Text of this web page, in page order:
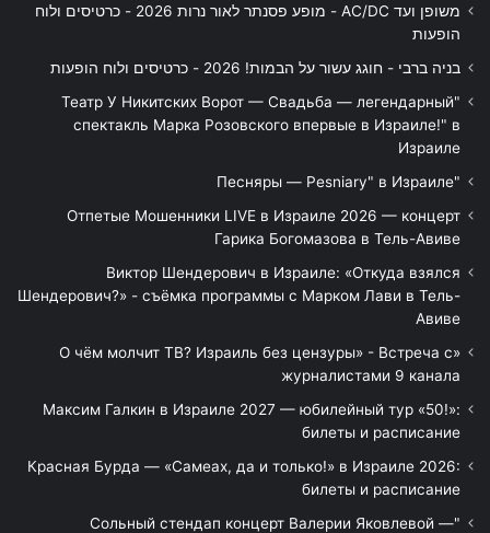
משופן ועד AC/DC - מופע פסנתר לאור נרות 2026 - כרטיסים ולוח
הופעות
בניה ברבי - חוגג עשור על הבמות! 2026 - כרטיסים ולוח הופעות
"Театр У Никитских Ворот — Свадьба — легендарный
спектакль Марка Розовского впервые в Израиле!" в
Израиле
"Песняры — Pesniary" в Израиле
Отпетые Мошенники LIVE в Израиле 2026 — концерт
Гарика Богомазова в Тель-Авиве
Виктор Шендерович в Израиле: «Откуда взялся
Шендерович?» - съёмка программы с Марком Лави в Тель-
Авиве
«О чём молчит ТВ? Израиль без цензуры» - Встреча с
журналистами 9 канала
Максим Галкин в Израиле 2027 — юбилейный тур «50!»:
билеты и расписание
Красная Бурда — «Самеах, да и только!» в Израиле 2026:
билеты и расписание
"Сольный стендап концерт Валерии Яковлевой —